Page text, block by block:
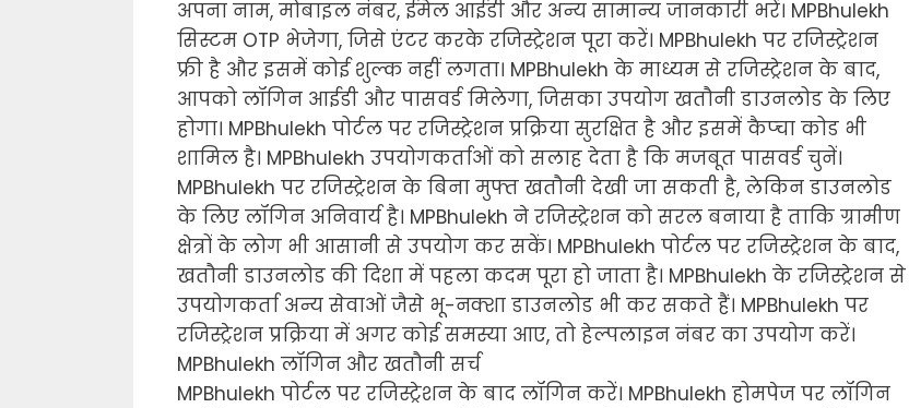
अपना नाम, मोबाइल नंबर, ईमेल आईडी और अन्य सामान्य जानकारी भरें। MPBhulekh
सिस्टम OTP भेजेगा, जिसे एंटर करके रजिस्ट्रेशन पूरा करें। MPBhulekh पर रजिस्ट्रेशन
फ्री है और इसमें कोई शुल्क नहीं लगता। MPBhulekh के माध्यम से रजिस्ट्रेशन के बाद,
आपको लॉगिन आईडी और पासवर्ड मिलेगा, जिसका उपयोग खतौनी डाउनलोड के लिए
होगा। MPBhulekh पोर्टल पर रजिस्ट्रेशन प्रक्रिया सुरक्षित है और इसमें कैप्चा कोड भी
शामिल है। MPBhulekh उपयोगकर्ताओं को सलाह देता है कि मजबूत पासवर्ड चुनें।
MPBhulekh पर रजिस्ट्रेशन के बिना मुफ्त खतौनी देखी जा सकती है, लेकिन डाउनलोड
के लिए लॉगिन अनिवार्य है। MPBhulekh ने रजिस्ट्रेशन को सरल बनाया है ताकि ग्रामीण
क्षेत्रों के लोग भी आसानी से उपयोग कर सकें। MPBhulekh पोर्टल पर रजिस्ट्रेशन के बाद,
खतौनी डाउनलोड की दिशा में पहला कदम पूरा हो जाता है। MPBhulekh के रजिस्ट्रेशन से
उपयोगकर्ता अन्य सेवाओं जैसे भू-नक्शा डाउनलोड भी कर सकते हैं। MPBhulekh पर
रजिस्ट्रेशन प्रक्रिया में अगर कोई समस्या आए, तो हेल्पलाइन नंबर का उपयोग करें।
MPBhulekh लॉगिन और खतौनी सर्च
MPBhulekh पोर्टल पर रजिस्ट्रेशन के बाद लॉगिन करें। MPBhulekh होमपेज पर लॉगिन